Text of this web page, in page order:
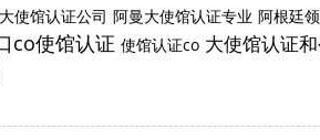
使馆认证公司 阿曼大使馆认证专业 阿根廷
co使馆认证 使馆认证co 大使馆认证